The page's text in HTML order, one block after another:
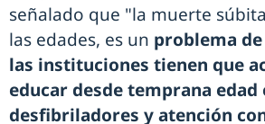
señalado que "la muerte
las edades, es un problema
las instituciones tienen que
educar desde temprana edad
desfibriladores y atención